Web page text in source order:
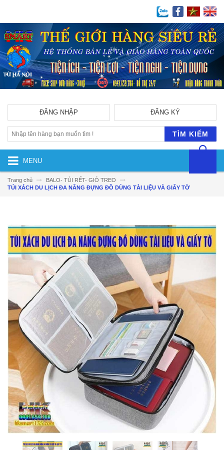
ĐĂNG KÝ
ĐĂNG NHẬP
TÌM KIẾM
MENU
Trang chủ
BALO- TÚI RẾT- GIỎ TREO
TÚI XÁCH DU LỊCH ĐA NĂNG ĐỰNG ĐỒ DÙNG TÀI LIỆU VÀ GIẤY TỜ